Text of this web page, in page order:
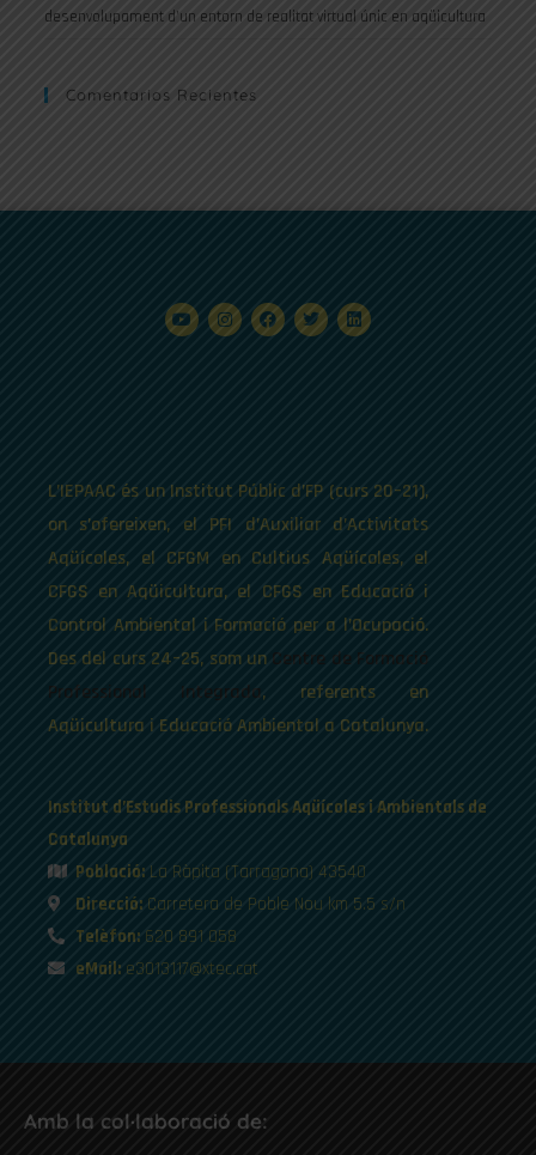
desenvolupament d’un entorn de realitat virtual únic en aqüicultura
Comentarios Recientes
L’IEPAAC és un Institut Públic d’FP (curs 20–21),
on s’ofereixen, el PFI d’Auxiliar d’Activitats
Aqüícoles, el CFGM en Cultius Aqüícoles, el
CFGS en Aqüicultura, el CFGS en Educació i
Control Ambiental i Formació per a l’Ocupació.
Des del curs 24–25, som un Centre de Formació
Professional Integrada, referents en
Aqüicultura i Educació Ambiental a Catalunya.
Institut d’Estudis Professionals Aqüícoles i Ambientals de
Catalunya
Població:La Ràpita (Tarragona) 43540
Direcció:Carretera de Poble Nou km 5.5 s/n
Telèfon:620 891 058
eMail:e3013117@xtec.cat
Amb la col·laboració de: